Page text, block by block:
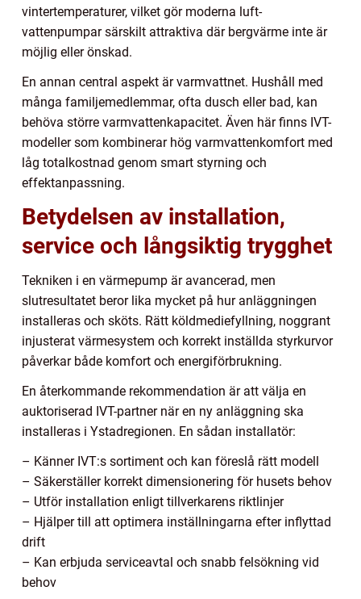
vintertemperaturer, vilket gör moderna luft-
vattenpumpar särskilt attraktiva där bergvärme inte är
möjlig eller önskad.
En annan central aspekt är varmvattnet. Hushåll med
många familjemedlemmar, ofta dusch eller bad, kan
behöva större varmvattenkapacitet. Även här finns IVT-
modeller som kombinerar hög varmvattenkomfort med
låg totalkostnad genom smart styrning och
effektanpassning.
Betydelsen av installation,
service och långsiktig trygghet
Tekniken i en värmepump är avancerad, men
slutresultatet beror lika mycket på hur anläggningen
installeras och sköts. Rätt köldmediefyllning, noggrant
injusterat värmesystem och korrekt inställda styrkurvor
påverkar både komfort och energiförbrukning.
En återkommande rekommendation är att välja en
auktoriserad IVT-partner när en ny anläggning ska
installeras i Ystadregionen. En sådan installatör:
– Känner IVT:s sortiment och kan föreslå rätt modell
– Säkerställer korrekt dimensionering för husets behov
– Utför installation enligt tillverkarens riktlinjer
– Hjälper till att optimera inställningarna efter inflyttad
drift
– Kan erbjuda serviceavtal och snabb felsökning vid
behov